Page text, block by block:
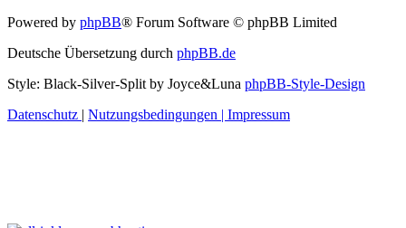
Powered by phpBB® Forum Software © phpBB Limited
Deutsche Übersetzung durch phpBB.de
Style: Black-Silver-Split by Joyce&Luna phpBB-Style-Design
Datenschutz | Nutzungsbedingungen | Impressum